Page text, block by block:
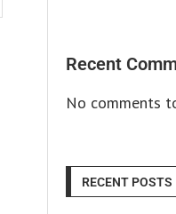
Recent
No comments
RECENT POSTS